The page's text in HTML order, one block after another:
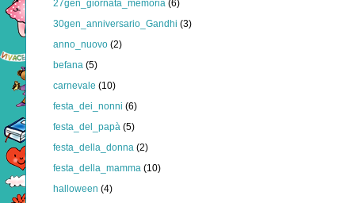
27gen_giornata_memoria (6)
30gen_anniversario_Gandhi (3)
anno_nuovo (2)
befana (5)
carnevale (10)
festa_dei_nonni (6)
festa_del_papà (5)
festa_della_donna (2)
festa_della_mamma (10)
halloween (4)